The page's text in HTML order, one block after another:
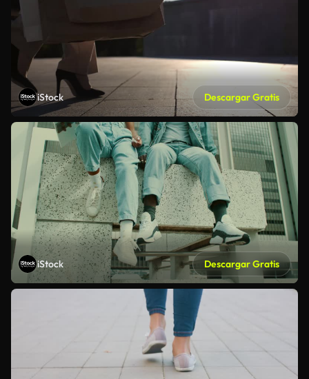
iStock Descargar Gratis
iStock Descargar Gratis